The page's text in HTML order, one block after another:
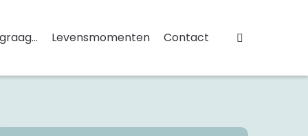
Levensmomenten Contact